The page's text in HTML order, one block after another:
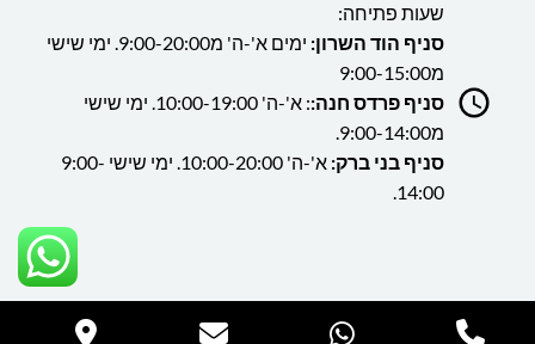
שעות פתיחה:
סניף הוד השרון:
ימים א'-ה' מ9:00-20:00. ימי שישי
מ9:00-15:00
סניף פרדס חנה:
: א'-ה' 10:00-19:00. ימי שישי
מ9:00-14:00.
סניף בני ברק:
א'-ה' 10:00-20:00. ימי שישי 9:00-
14:00.
כל הזכויות שמורות ללה גן